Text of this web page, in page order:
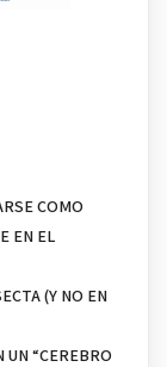
COMO
EN EL
(Y NO EN
“CEREBRO